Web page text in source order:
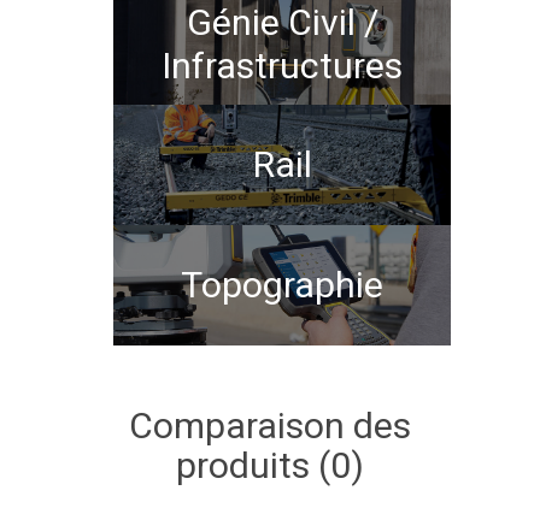
Génie Civil /
Infrastructures
Rail
Topographie
Comparaison des
produits (0)